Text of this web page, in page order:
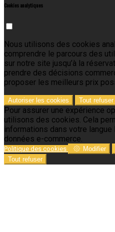
Cookies analytiques
Nous utilisons des cookies
comprendre le parcours des
sur notre site jusqu’à la
prendre des décisions
proposer les meilleurs prix
Autoriser les cookies Tout refuser
Pour assurer une expérience
utilisons des cookies. Cela
informations dans votre
données e-commerce.
Politique des cookies Modifier
Tout refuser